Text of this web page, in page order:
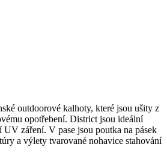
outdoorové kalhoty, které jsou ušity z
opotřebení. District jsou ideální
záření. V pase jsou poutka na pásek
a výlety tvarované nohavice stahování